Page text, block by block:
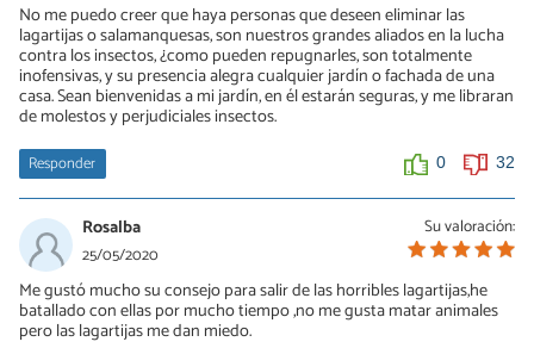
No me puedo creer que haya personas que deseen eliminar las
lagartijas o salamanquesas, son nuestros grandes aliados en la lucha
contra los insectos, ¿como pueden repugnarles, son totalmente
inofensivas, y su presencia alegra cualquier jardín o fachada de una
casa. Sean bienvenidas a mi jardín, en él estarán seguras, y me libraran
de molestos y perjudiciales insectos.
Responder 0 32
Su valoración:
Rosalba
25/05/2020
Me gustó mucho su consejo para salir de las horribles lagartijas,he
batallado con ellas por mucho tiempo ,no me gusta matar animales
pero las lagartijas me dan miedo.